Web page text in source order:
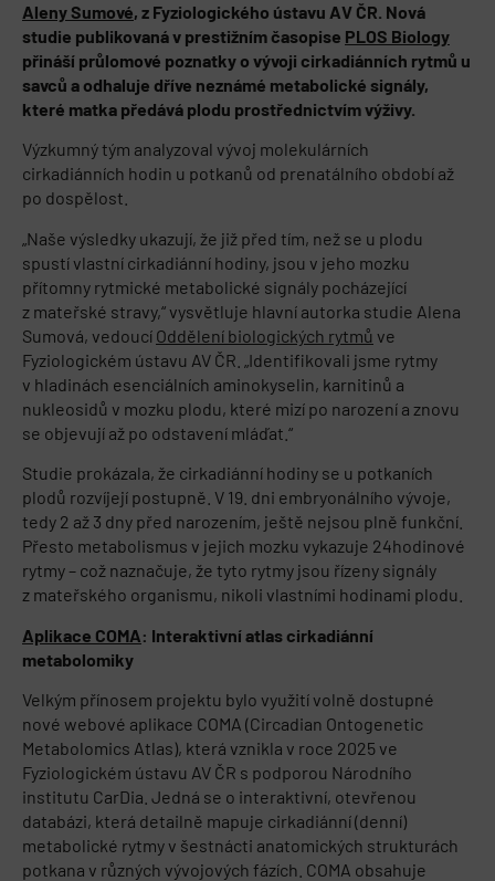
Aleny Sumové, z Fyziologického ústavu AV ČR. Nová
studie publikovaná v prestižním časopise PLOS Biology
přináší průlomové poznatky o vývoji cirkadiánních rytmů u
savců a odhaluje dříve neznámé metabolické signály,
které matka předává plodu prostřednictvím výživy.
Výzkumný tým analyzoval vývoj molekulárních
cirkadiánních hodin u potkanů od prenatálního období až
po dospělost.
„Naše výsledky ukazují, že již před tím, než se u plodu
spustí vlastní cirkadiánní hodiny, jsou v jeho mozku
přítomny rytmické metabolické signály pocházející
z mateřské stravy,“ vysvětluje hlavní autorka studie Alena
Sumová, vedoucí Oddělení biologických rytmů ve
Fyziologickém ústavu AV ČR. „Identifikovali jsme rytmy
v hladinách esenciálních aminokyselin, karnitinů a
nukleosidů v mozku plodu, které mizí po narození a znovu
se objevují až po odstavení mláďat.“
Studie prokázala, že cirkadiánní hodiny se u potkaních
plodů rozvíjejí postupně. V 19. dni embryonálního vývoje,
tedy 2 až 3 dny před narozením, ještě nejsou plně funkční.
Přesto metabolismus v jejich mozku vykazuje 24hodinové
rytmy – což naznačuje, že tyto rytmy jsou řízeny signály
z mateřského organismu, nikoli vlastními hodinami plodu.
Aplikace COMA: Interaktivní atlas cirkadiánní
metabolomiky
Velkým přínosem projektu bylo využití volně dostupné
nové webové aplikace COMA (Circadian Ontogenetic
Metabolomics Atlas), která vznikla v roce 2025 ve
Fyziologickém ústavu AV ČR s podporou Národního
institutu CarDia. Jedná se o interaktivní, otevřenou
databázi, která detailně mapuje cirkadiánní (denní)
metabolické rytmy v šestnácti anatomických strukturách
potkana v různých vývojových fázích. COMA obsahuje